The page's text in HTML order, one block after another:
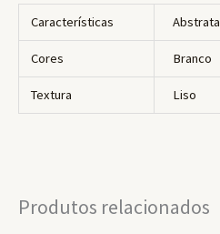
Características Abstrata
Cores Branco
Textura Liso
Produtos relacionados